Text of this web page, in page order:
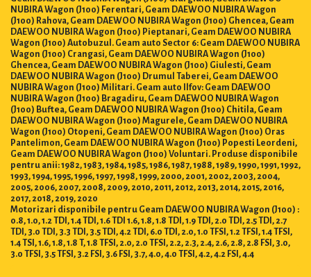
NUBIRA Wagon (J100) Ferentari, Geam DAEWOO NUBIRA Wagon
(J100) Rahova, Geam DAEWOO NUBIRA Wagon (J100) Ghencea, Geam
DAEWOO NUBIRA Wagon (J100) Pieptanari, Geam DAEWOO NUBIRA
Wagon (J100) Autobuzul. Geam auto Sector 6: Geam DAEWOO NUBIRA
Wagon (J100) Crangasi, Geam DAEWOO NUBIRA Wagon (J100)
Ghencea, Geam DAEWOO NUBIRA Wagon (J100) Giulesti, Geam
DAEWOO NUBIRA Wagon (J100) Drumul Taberei, Geam DAEWOO
NUBIRA Wagon (J100) Militari. Geam auto Ilfov: Geam DAEWOO
NUBIRA Wagon (J100) Bragadiru, Geam DAEWOO NUBIRA Wagon
(J100) Buftea, Geam DAEWOO NUBIRA Wagon (J100) Chitila, Geam
DAEWOO NUBIRA Wagon (J100) Magurele, Geam DAEWOO NUBIRA
Wagon (J100) Otopeni, Geam DAEWOO NUBIRA Wagon (J100) Oras
Pantelimon, Geam DAEWOO NUBIRA Wagon (J100) Popesti Leordeni,
Geam DAEWOO NUBIRA Wagon (J100) Voluntari. Produse disponibile
pentru anii: 1982, 1983, 1984, 1985, 1986, 1987, 1988, 1989, 1990, 1991, 1992,
1993, 1994, 1995, 1996, 1997, 1998, 1999, 2000, 2001, 2002, 2003, 2004,
2005, 2006, 2007, 2008, 2009, 2010, 2011, 2012, 2013, 2014, 2015, 2016,
2017, 2018, 2019, 2020
Motorizari disponibile pentru Geam DAEWOO NUBIRA Wagon (J100) :
0.8, 1.0, 1.2 TDI, 1.4 TDI, 1.6 TDI 1.6, 1.8, 1.8 TDI, 1.9 TDI, 2.0 TDI, 2.5 TDI, 2.7
TDI, 3.0 TDI, 3.3 TDI, 3.5 TDI, 4.2 TDI, 6.0 TDI, 2.0, 1.0 TFSI, 1.2 TFSI, 1.4 TFSI,
1.4 TSI, 1.6, 1.8, 1.8 T, 1.8 TFSI, 2.0, 2.0 TFSI, 2.2, 2.3, 2.4, 2.6, 2.8, 2.8 FSI, 3.0,
3.0 TFSI, 3.5 TFSI, 3.2 FSI, 3.6 FSI, 3.7, 4.0, 4.0 TFSI, 4.2, 4.2 FSI, 4.4